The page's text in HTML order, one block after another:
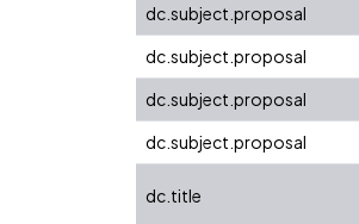
dc.subject.proposal
dc.subject.proposal
dc.subject.proposal
dc.subject.proposal
dc.title